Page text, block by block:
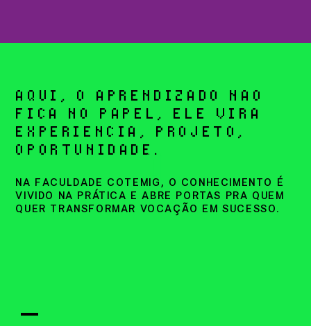
AQUI, O APRENDIZADO N Ã O
FICA NO PAPEL, ELE VIRA
EXPERI Ê NCIA, PROJETO,
OPORTUNIDADE.
NA FACULDADE COTEMIG, O CONHECIMENTO É
VIVIDO NA PRÁTICA E ABRE PORTAS PRA QUEM
QUER TRANSFORMAR VOCAÇÃO EM SUCESSO.